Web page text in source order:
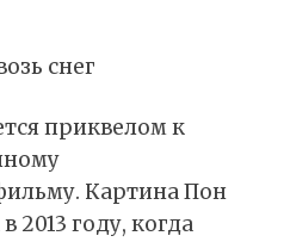
приквелом к
Картина Пон
2013 году, когда